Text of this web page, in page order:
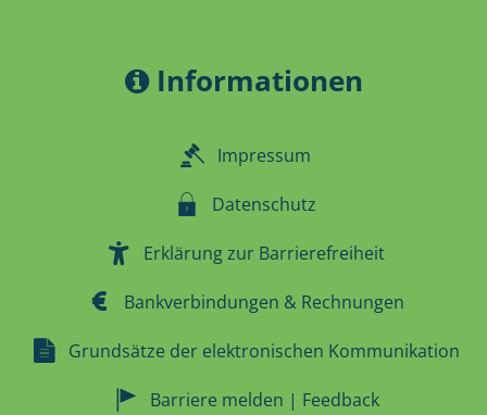
Informationen
Impressum
Datenschutz
Erklärung zur Barrierefreiheit
Bankverbindungen & Rechnungen
Grundsätze der elektronischen Kommunikation
Barriere melden | Feedback